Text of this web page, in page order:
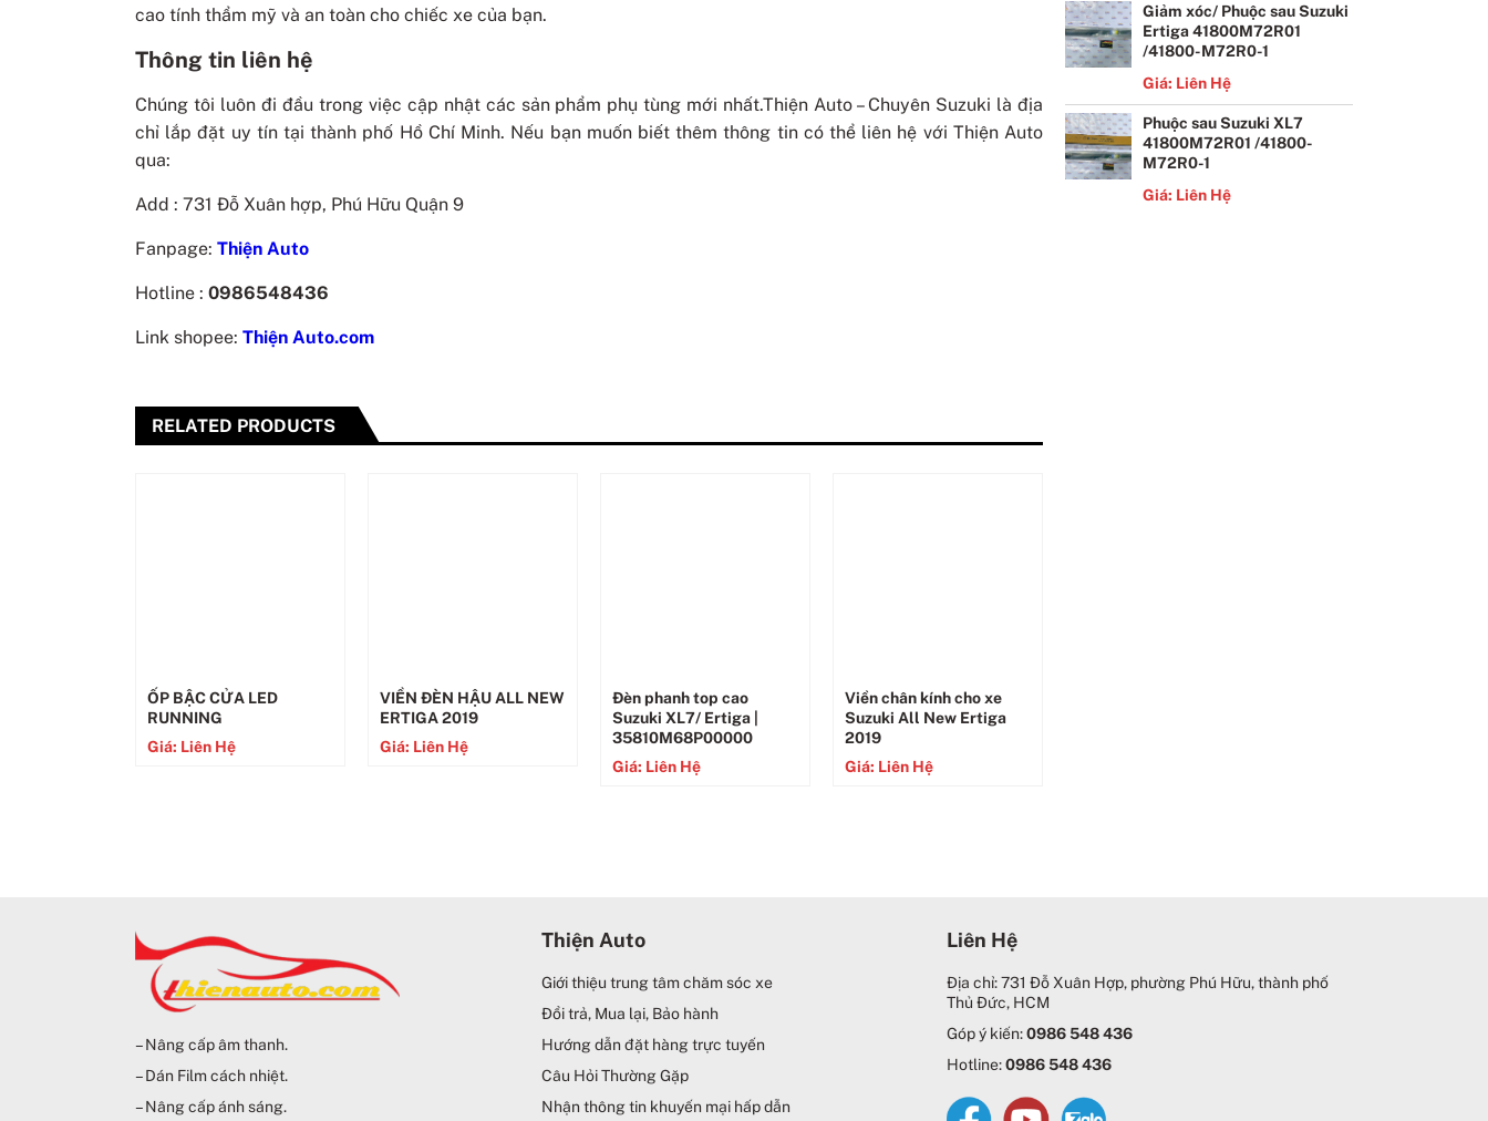
cao tính thẩm mỹ và an toàn cho chiếc xe của bạn.
Thông tin liên hệ
Chúng tôi luôn đi đầu trong việc cập nhật các sản phẩm phụ tùng mới nhất.Thiện Auto – Chuyên Suzuki là địa
chỉ lắp đặt uy tín tại thành phố Hồ Chí Minh. Nếu bạn muốn biết thêm thông tin có thể liên hệ với Thiện Auto
qua:
Add : 731 Đỗ Xuân hợp, Phú Hữu Quận 9
Fanpage: Thiện Auto
Hotline : 0986548436
Link shopee: Thiện Auto.com
RELATED PRODUCTS
ỐP BẬC CỬA LED
RUNNING
Giá: Liên Hệ
VIỀN ĐÈN HẬU ALL NEW
ERTIGA 2019
Giá: Liên Hệ
Đèn phanh top cao
Suzuki XL7/ Ertiga |
35810M68P00000
Giá: Liên Hệ
Viền chân kính cho xe
Suzuki All New Ertiga
2019
Giá: Liên Hệ
Giảm xóc/ Phuộc sau Suzuki
Ertiga 41800M72R01
/41800-M72R0-1
Giá: Liên Hệ
Phuộc sau Suzuki XL7
41800M72R01 /41800-
M72R0-1
Giá: Liên Hệ
– Nâng cấp âm thanh.
– Dán Film cách nhiệt.
– Nâng cấp ánh sáng.
Thiện Auto
Giới thiệu trung tâm chăm sóc xe
Đổi trả, Mua lại, Bảo hành
Hướng dẫn đặt hàng trực tuyến
Câu Hỏi Thường Gặp
Nhận thông tin khuyến mại hấp dẫn
Liên Hệ
Địa chỉ: 731 Đỗ Xuân Hợp, phường Phú Hữu, thành phố
Thủ Đức, HCM
Góp ý kiến:0986 548 436
Hotline:0986 548 436